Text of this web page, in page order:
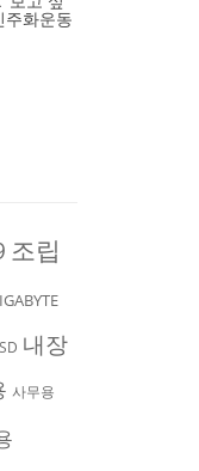
주화운동
조립
내장
사무용